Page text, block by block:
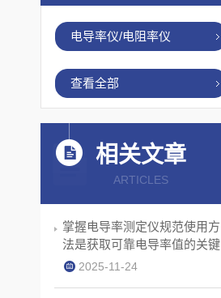
电导率仪/电阻率仪
查看全部
相关文章
ARTICLES
掌握电导率测定仪规范使用方
法是获取可靠电导率值的关键
2025-11-24